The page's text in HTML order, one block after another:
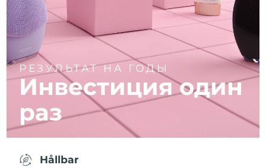
РЕЗУЛЬТАТ НА ГОДЫ
Инвестиция один
раз
Hållbar